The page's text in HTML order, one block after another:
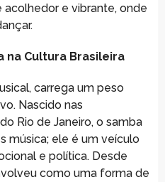
e vibrante, onde
na Cultura Brasileira
carrega um peso
Nascido nas
Rio de Janeiro, o samba
música; ele é um veículo
e política. Desde
como uma forma de